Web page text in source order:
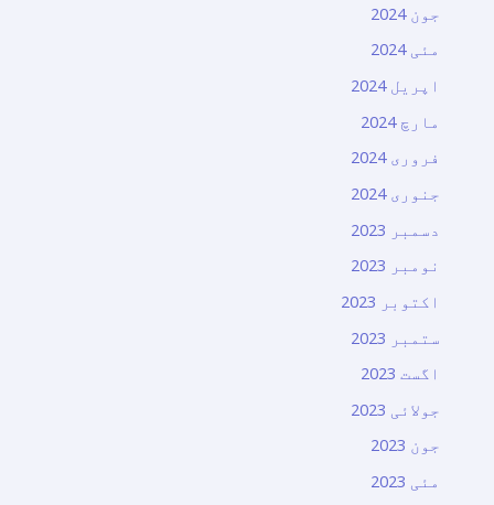
جون 2024
مئی 2024
اپریل 2024
مارچ 2024
فروری 2024
جنوری 2024
دسمبر 2023
نومبر 2023
اکتوبر 2023
ستمبر 2023
اگست 2023
جولائی 2023
جون 2023
مئی 2023